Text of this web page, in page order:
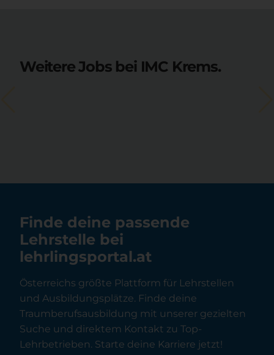
Weitere Jobs bei IMC Krems.
Finde deine passende
Lehrstelle bei
lehrlingsportal.at
Österreichs größte Plattform für Lehrstellen
und Ausbildungsplätze. Finde deine
Traumberufsausbildung mit unserer gezielten
Suche und direktem Kontakt zu Top-
Lehrbetrieben. Starte deine Karriere jetzt!